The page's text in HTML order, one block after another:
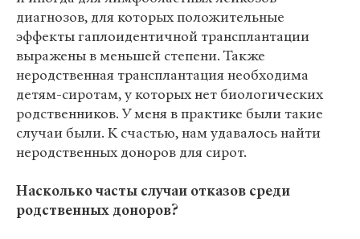
диагнозов, для которых положительные
эффекты гаплоидентичной трансплантации
выражены в меньшей степени. Также
неродственная трансплантация необходима
детям-сиротам, у которых нет биологических
родственников. У меня в практике были такие
случаи были. К счастью, нам удавалось найти
неродственных доноров для сирот.
Насколько часты случаи отказов среди
родственных доноров?